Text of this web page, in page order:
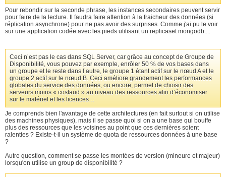
Pour rebondir sur la seconde phrase, les instances secondaires peuvent servir
pour faire de la lecture. Il faudra faire attention à la fraicheur des données (si
réplication asynchrone) pour ne pas avoir des surprises. Comme j'ai pu le voir
sur une application codée avec les pieds utilisant un replicaset mongodb....
Ceci n’est pas le cas dans SQL Server, car grâce au concept de Groupe de
Disponibilité, vous pouvez par exemple, enrôler 50 % de vos bases dans
un groupe et le reste dans l’autre, le groupe 1 étant actif sur le nœud A et le
groupe 2 actif sur le nœud B. Ceci améliore grandement les performances
globales du service des données, ou encore, permet de choisir des
serveurs moins « costaud » au niveau des ressources afin d’économiser
sur le matériel et les licences…
Je comprends bien l'avantage de cette architectures (en fait surtout si on utilise
des machines physiques), mais il se passe quoi si on a une base qui bouffe
plus des ressources que les voisines au point que ces dernières soient
ralenties ? Existe-t-il un système de quota de ressources données à une base
?
Autre question, comment se passe les montées de version (mineure et majeur)
lorsqu'on utilise un group de disponibilité ?